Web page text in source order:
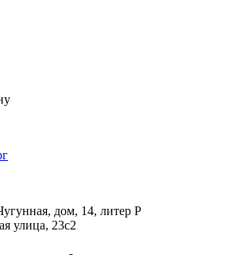
дом, 14, литер Р
улица, 23с2